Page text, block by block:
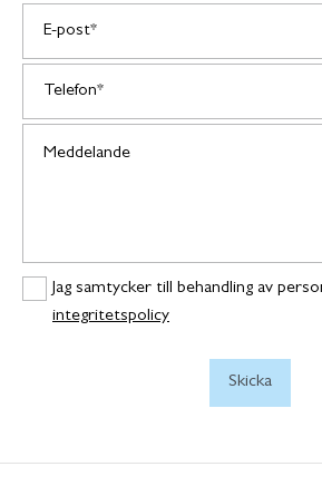
Jag samtycker till behandling av
integritetspolicy